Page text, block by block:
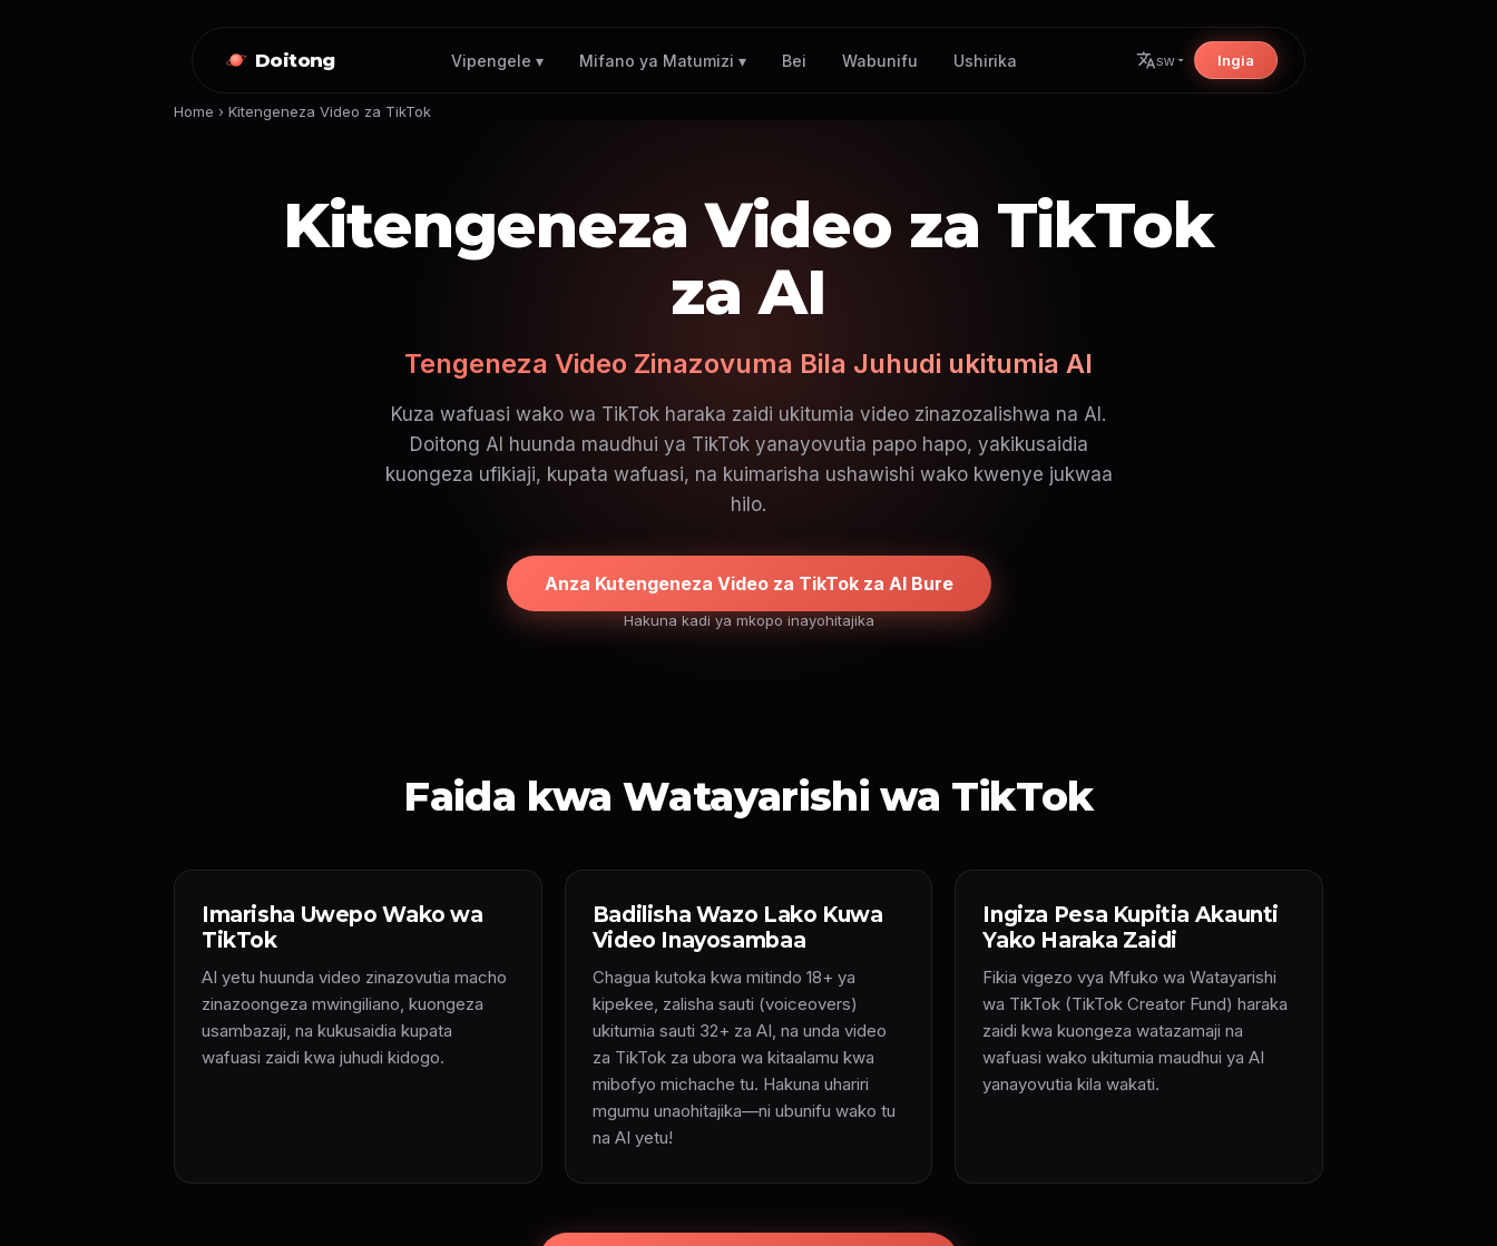
Doitong Vipengele ▾ Mifano ya Matumizi ▾ Bei Wabunifu Ushirika sw Ingia
Home › Kitengeneza Video za TikTok
Kitengeneza Video za TikTok
za AI
Tengeneza Video Zinazovuma Bila Juhudi ukitumia AI
Kuza wafuasi wako wa TikTok haraka zaidi ukitumia video zinazozalishwa na AI.
Doitong AI huunda maudhui ya TikTok yanayovutia papo hapo, yakikusaidia
kuongeza ufikiaji, kupata wafuasi, na kuimarisha ushawishi wako kwenye jukwaa
hilo.
Anza Kutengeneza Video za TikTok za AI Bure
Hakuna kadi ya mkopo inayohitajika
Faida kwa Watayarishi wa TikTok
Imarisha Uwepo Wako wa
TikTok
AI yetu huunda video zinazovutia macho
zinazoongeza mwingiliano, kuongeza
usambazaji, na kukusaidia kupata
wafuasi zaidi kwa juhudi kidogo.
Badilisha Wazo Lako Kuwa
Video Inayosambaa
Chagua kutoka kwa mitindo 18+ ya
kipekee, zalisha sauti (voiceovers)
ukitumia sauti 32+ za AI, na unda video
za TikTok za ubora wa kitaalamu kwa
mibofyo michache tu. Hakuna uhariri
mgumu unaohitajika—ni ubunifu wako tu
na AI yetu!
Ingiza Pesa Kupitia Akaunti
Yako Haraka Zaidi
Fikia vigezo vya Mfuko wa Watayarishi
wa TikTok (TikTok Creator Fund) haraka
zaidi kwa kuongeza watazamaji na
wafuasi wako ukitumia maudhui ya AI
yanayovutia kila wakati.